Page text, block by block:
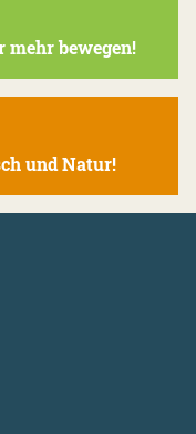
mehr bewegen!
und Natur!
scrollen